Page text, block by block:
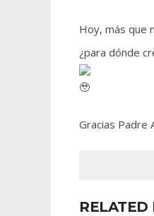
Hoy, más que
¿para dónde
Gracias
RELATED